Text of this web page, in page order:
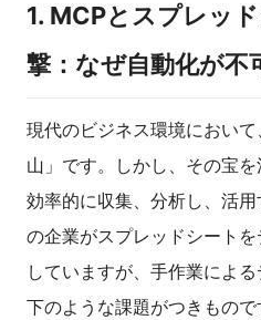
1. MCPとスプレッ
撃：なぜ自動化が不
現代のビジネス環境におい
山」です。しかし、その宝
効率的に収集、分析し、活
の企業がスプレッドシート
していますが、手作業によ
下のような課題がつきもので